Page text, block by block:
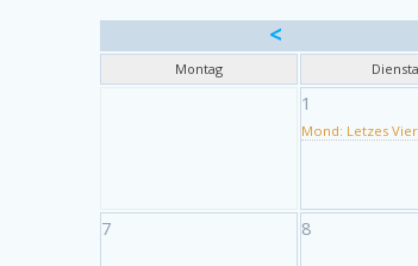
<
Montag
1
Mond: Letzes
7 8